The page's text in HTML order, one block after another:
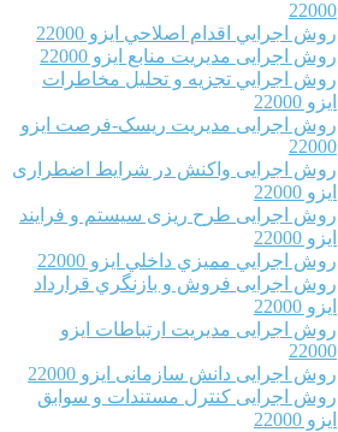
22000
روش اجرايي اقدام اصلاحي ایزو 22000
روش اجرایی مدیریت منابع ایزو 22000
روش اجرايي تجزیه و تحلیل مخاطرات
ایزو 22000
روش اجرایی مدیریت ریسک-فرصت ایزو
22000
روش اجرایی واکنش در شرایط اضطراری
ایزو 22000
روش اجرایی طرح ریزی سیستم و فرایند
ایزو 22000
روش اجرايي مميزي داخلي ایزو 22000
روش اجرایی فروش و بازنگري قرارداد
ایزو 22000
روش اجرایی مدیریت ارتباطات ایزو
22000
روش اجرایی دانش سازمانی ایزو 22000
روش اجرایی کنترل مستندات و سوابق
ایزو 22000